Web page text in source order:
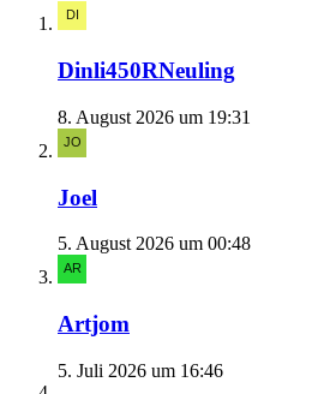
Dinli450RNeuling
8. August 2026 um 19:31
Joel
5. August 2026 um 00:48
Artjom
5. Juli 2026 um 16:46